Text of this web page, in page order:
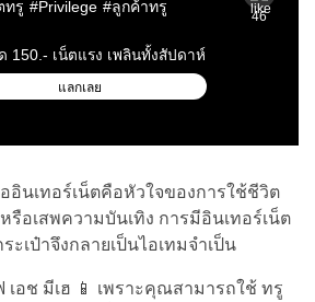
นเทอร์เน็ตคือหัวใจของการใช้ชีวิต
รือเสพความบันเทิง การมีอินเทอร์เน็ต
ะเป๋าจึงกลายเป็นไอเทมจำเป็น
ช มีเฮ 📱 เพราะคุณสามารถใช้ ทรู